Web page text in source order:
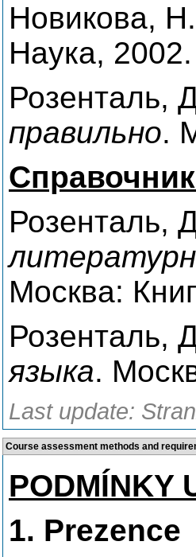
Новикова,
Наука, 2002.
Розенталь,
правильно.
Розенталь,
Москва:
Розенталь,
языка.
Last update:
Course assessment methods and
PODMÍNKY
1. Prezence